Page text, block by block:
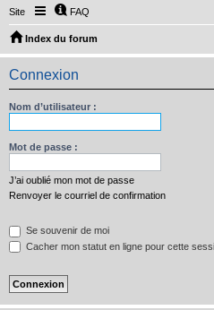
Site FAQ
Index du forum
Connexion
Nom d’utilisateur :
Mot de passe :
J’ai oublié mon mot de passe
Renvoyer le courriel de confirmation
Se souvenir de moi
Cacher mon statut en ligne pour cette